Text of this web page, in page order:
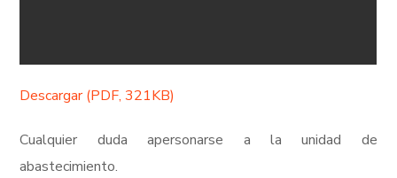
Descargar (PDF, 321KB)
Cualquier duda apersonarse a la unidad de
abastecimiento.